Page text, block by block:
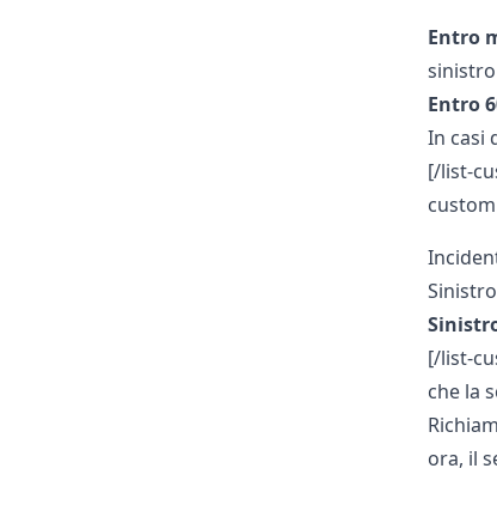
Entro
sinistro
Entro
In casi
[/list-
[/list-
che la
ora, il